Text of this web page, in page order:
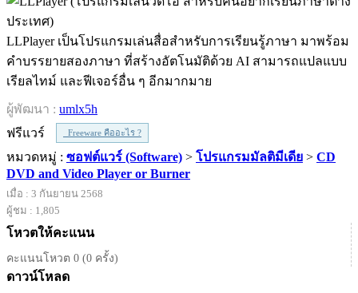
LLPlayer เป็นโปรแกรมเล่นสื่อสำหรับการเรียนรู้ภาษา มาพร้อม
คำบรรยายสองภาษา ที่สร้างอัตโนมัติด้วย AI สามารถแปลแบบ
เรียลไทม์ และฟีเจอร์อื่น ๆ อีกมากมาย
ผู้พัฒนา : umlx5h
ฟรีแวร์
Freeware คืออะไร ?
หมวดหมู่ : ซอฟต์แวร์ (Software) > โปรแกรมมัลติมีเดีย > CD
DVD and Video Player or Burner
เมื่อ : 3 กันยายน 2568
ผู้ชม : 1,805
โหวตให้คะแนน
คะแนนโหวต 0 (0 ครั้ง)
ดาวน์โหลด